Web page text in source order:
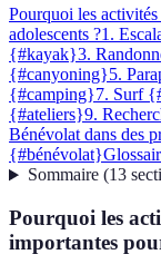
Pourquoi les
adolescents ?1.
{#kayak}3.
{#canyoning}5.
{#camping}7. Surf
{#ateliers}9.
Bénévolat dans des
{#bénévolat}
Sommaire(13
Pourquoi les
importantes